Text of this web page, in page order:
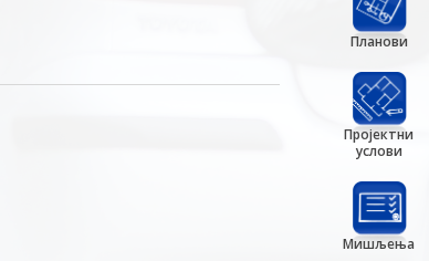
Планови
Пројектни
услови
Мишљења